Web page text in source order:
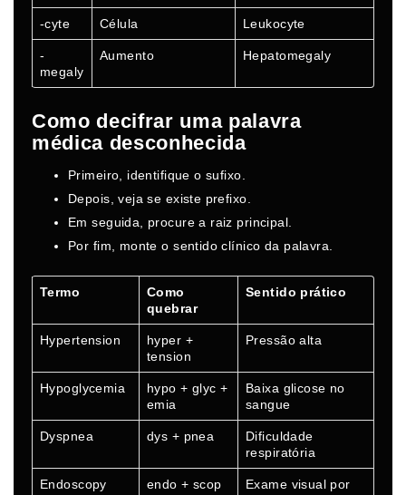
-cyte Célula Leukocyte
-
megaly
Aumento Hepatomegaly
Como decifrar uma palavra
médica desconhecida
Primeiro, identifique o sufixo.
Depois, veja se existe prefixo.
Em seguida, procure a raiz principal.
Por fim, monte o sentido clínico da palavra.
Termo
Como
quebrar
Sentido prático
Hypertension
hyper +
tension
Pressão alta
Hypoglycemia
hypo + glyc +
emia
Baixa glicose no
sangue
Dyspnea dys + pnea
Dificuldade
respiratória
Endoscopy endo + scop
Exame visual por